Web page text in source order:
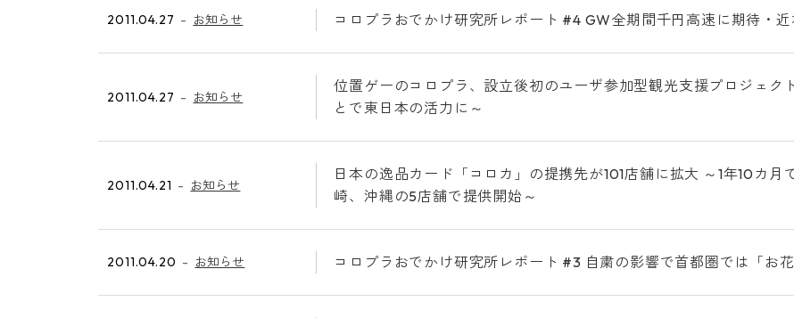
2011.04.27 お知らせ コロプラおでかけ研究所レポート #4 GW全期間千円高速に期待・
2011.04.27 お知らせ
位置ゲーのコロプラ、設立後初のユーザ参加型観光支援プロジェク
とで東日本の活力に～
2011.04.21 お知らせ
日本の逸品カード「コロカ」の提携先が101店舗に拡大 ～1年10カ
崎、沖縄の5店舗で提供開始～
2011.04.20 お知らせ コロプラおでかけ研究所レポート #3 自粛の影響で首都圏では「お